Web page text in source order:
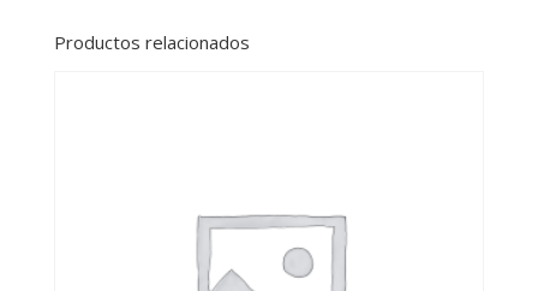
Productos relacionados